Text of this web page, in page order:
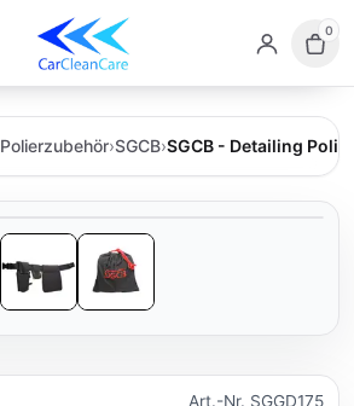
0
Polierzubehör›SGCB›SGCB - Detailing
Art.-Nr. SGGD175